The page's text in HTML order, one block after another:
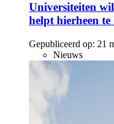
Universiteiten
helpt hierheen te
Gepubliceerd op: 21
Nieuws